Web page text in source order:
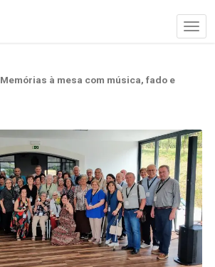
Memórias à mesa com música, fado e